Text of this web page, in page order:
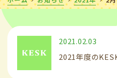
2021.02.03
2021年度の